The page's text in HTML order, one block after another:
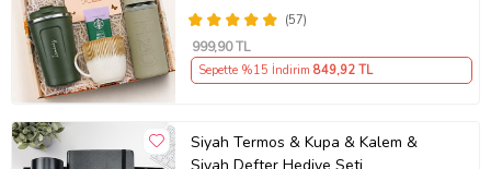
(57)
999,90 TL
Sepette %15 İndirim 849,92 TL
Siyah Termos & Kupa & Kalem &